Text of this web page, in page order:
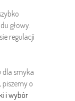
głowy.
regulacji
dla smyka
piszemy o
i wybór